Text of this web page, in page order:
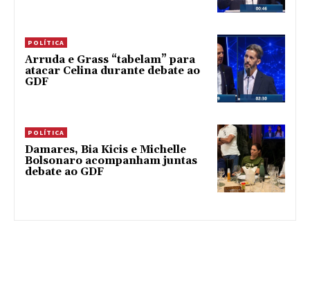
POLÍTICA
Arruda e Grass “tabelam” para
atacar Celina durante debate ao
GDF
POLÍTICA
Damares, Bia Kicis e Michelle
Bolsonaro acompanham juntas
debate ao GDF